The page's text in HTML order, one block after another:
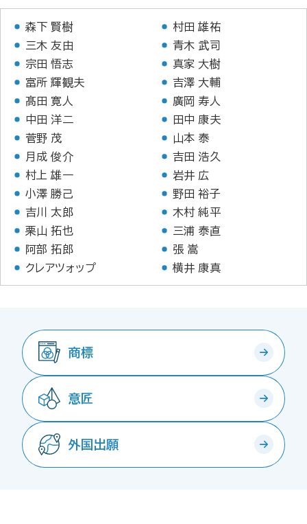
森下 賢樹
村田 雄祐
三木 友由
青木 武司
宗田 悟志
真家 大樹
富所 輝観夫
吉澤 大輔
髙田 寛人
廣岡 寿人
中田 洋二
田中 康夫
菅野 茂
山本 泰
月成 俊介
吉田 浩久
村上 雄一
岩井 広
小澤 勝己
野田 裕子
吉川 太郎
木村 純平
栗山 拓也
三浦 泰直
阿部 拓郎
張 嵩
クレアツォップ
横井 康真
商標
意匠
外国出願